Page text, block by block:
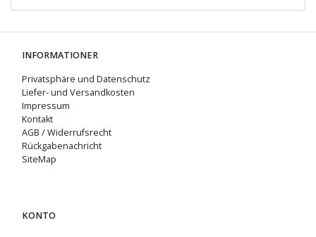
INFORMATIONER
Privatsphäre und Datenschutz
Liefer- und Versandkosten
Impressum
Kontakt
AGB / Widerrufsrecht
Rückgabenachricht
SiteMap
KONTO